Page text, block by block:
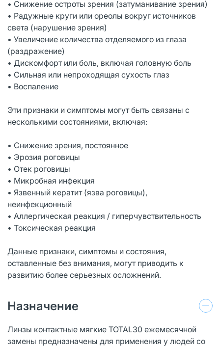
• Снижение остроты зрения (затуманивание зрения)
• Радужные круги или ореолы вокруг источников
света (нарушение зрения)
• Увеличение количества отделяемого из глаза
(раздражение)
• Дискомфорт или боль, включая головную боль
• Сильная или непроходящая сухость глаз
• Воспаление
Эти признаки и симптомы могут быть связаны с
несколькими состояниями, включая:
• Снижение зрения, постоянное
• Эрозия роговицы
• Отек роговицы
• Микробная инфекция
• Язвенный кератит (язва роговицы),
неинфекционный
• Аллергическая реакция / гиперчувствительность
• Токсическая реакция
Данные признаки, симптомы и состояния,
оставленные без внимания, могут приводить к
развитию более серьезных осложнений.
Назначение
Линзы контактные мягкие TOTAL30 ежемесячной
замены предназначены для применения у людей со